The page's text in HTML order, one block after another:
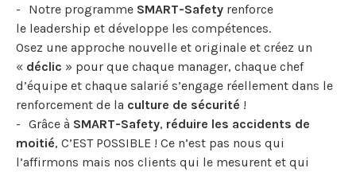
Notre programme SMART-Safety renforce
le leadership et développe les compétences.
Osez une approche nouvelle et originale et créez un
« déclic » pour que chaque manager, chaque chef
d’équipe et chaque salarié s’engage réellement dans le
renforcement de la culture de sécurité !
Grâce à SMART-Safety, réduire les accidents de
moitié, C’EST POSSIBLE ! Ce n’est pas nous qui
l’affirmons mais nos clients qui le mesurent et qui